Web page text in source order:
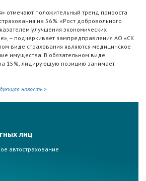
отмечают положительный тренд прироста
на 56%. «Рост добровольного
улучшения экономических
– подчеркивает зампредправления АО «СК
виде страхования являются медицинское
имущества. В обязательном виде
15%, лидирующую позицию занимает
новость >
лиц
автострахование